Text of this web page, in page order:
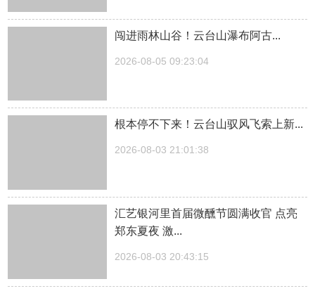
闯进雨林山谷！云台山瀑布阿古...
2026-08-05 09:23:04
根本停不下来！云台山驭风飞索上新...
2026-08-03 21:01:38
汇艺银河里首届微醺节圆满收官 点亮
郑东夏夜 激...
2026-08-03 20:43:15